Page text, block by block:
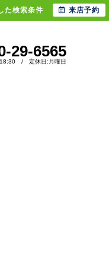
29-6565
/ 定休日:月曜日
た検索条件 来店予約